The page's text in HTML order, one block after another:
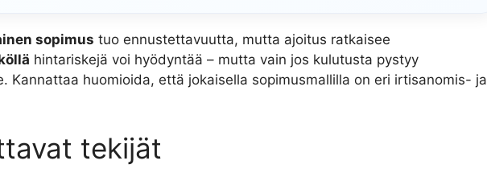
sopimus tuo ennustettavuutta, mutta ajoitus ratkaisee
hintariskejä voi hyödyntää – mutta vain jos kulutusta pystyy
Kannattaa huomioida, että jokaisella sopimusmallilla on eri irtisanomis- ja
tekijät